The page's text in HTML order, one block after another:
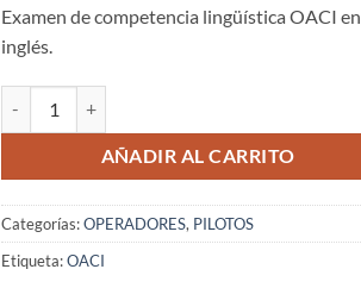
Examen de competencia lingüística OACI en
inglés.
AÑADIR AL CARRITO
Categorías:OPERADORES, PILOTOS
Etiqueta:OACI